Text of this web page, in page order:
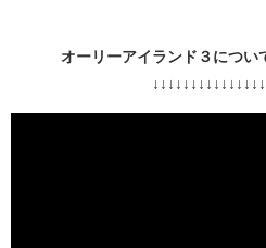
オーリーアイランド３につい